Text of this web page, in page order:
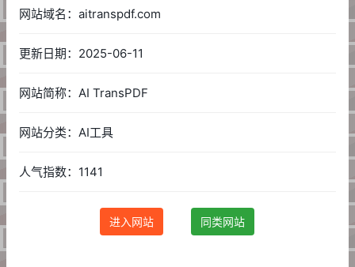
网站域名：aitranspdf.com
更新日期：2025-06-11
网站简称：AI TransPDF
网站分类：AI工具
人气指数：1141
进入网站 同类网站